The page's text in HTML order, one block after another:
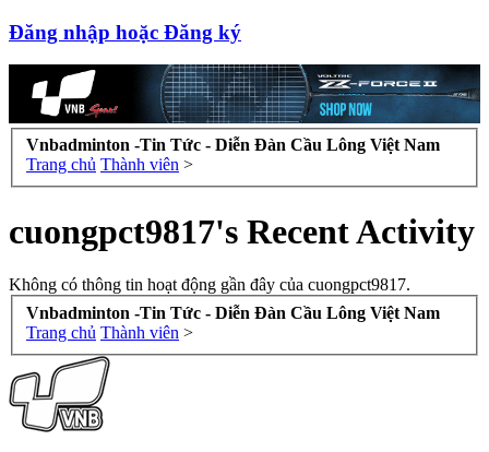
Đăng nhập hoặc Đăng ký
Vnbadminton -Tin Tức - Diễn Đàn Cầu Lông Việt Nam
Trang chủ Thành viên >
cuongpct9817's Recent Activity
Không có thông tin hoạt động gần đây của cuongpct9817.
Vnbadminton -Tin Tức - Diễn Đàn Cầu Lông Việt Nam
Trang chủ Thành viên >